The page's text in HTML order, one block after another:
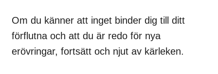
Om du känner att inget binder dig till ditt
förflutna och att du är redo för nya
erövringar, fortsätt och njut av kärleken.